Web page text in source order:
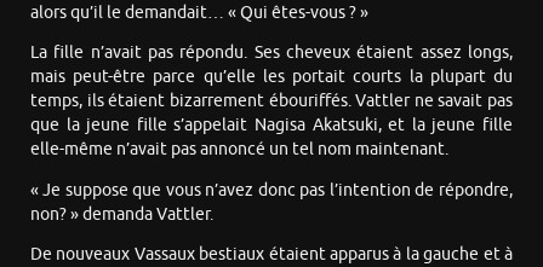
alors qu’il le demandait… « Qui êtes-vous ? »
La fille n’avait pas répondu. Ses cheveux étaient assez longs,
mais peut-être parce qu’elle les portait courts la plupart du
temps, ils étaient bizarrement ébouriffés. Vattler ne savait pas
que la jeune fille s’appelait Nagisa Akatsuki, et la jeune fille
elle-même n’avait pas annoncé un tel nom maintenant.
« Je suppose que vous n’avez donc pas l’intention de répondre,
non? » demanda Vattler.
De nouveaux Vassaux bestiaux étaient apparus à la gauche et à